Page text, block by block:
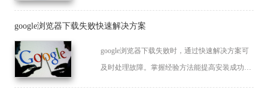
安全权限，有效阻止移动端各类病毒软件与非法
google浏览器下载失败快速解决方案
google浏览器下载失败时，通过快速解决方案可
及时处理故障。掌握经验方法能提高安装成功